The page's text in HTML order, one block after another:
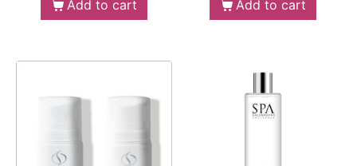
Add to cart Add to cart